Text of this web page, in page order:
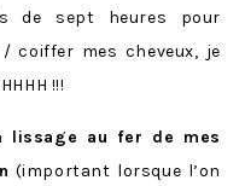
de sept heures pour
coiffer mes cheveux, je
!!!
lissage au fer de mes
(important lorsque l’on